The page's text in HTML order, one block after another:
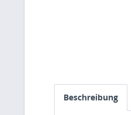
Beschreibung